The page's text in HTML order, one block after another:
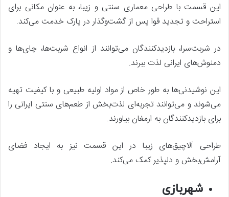
این قسمت با طراحی معماری سنتی و زیبا، به عنوان مکانی برای
استراحت و تجدید قوا پس از گشت‌وگذار در پارک خدمت می‌کند.
در شربت‌سرا، بازدیدکنندگان می‌توانند از انواع شربت‌ها، چای‌ها و
دمنوش‌های ایرانی لذت ببرند.
این نوشیدنی‌ها به طور خاص از مواد اولیه طبیعی و با کیفیت تهیه
می‌شوند و می‌توانند تجربه‌ای لذت‌بخش از طعم‌های سنتی ایرانی را
برای بازدیدکنندگان به ارمغان بیاورند.
طراحی آلاچیق‌های زیبا در این قسمت نیز به ایجاد فضای
آرامش‌بخش و دلپذیر کمک می‌کند.
شهربازی